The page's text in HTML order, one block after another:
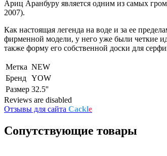
Ариц Аранбуру является одним из самых
2007).
Как настоящая легенда на воде и за ее
фирменной модели, у него уже были четкие
также форму его собственной доски для
Метка NEW
Бренд YOW
Размер 32.5''
Reviews are disabled
Отзывы для сайта Cackle
Сопутствующие товары